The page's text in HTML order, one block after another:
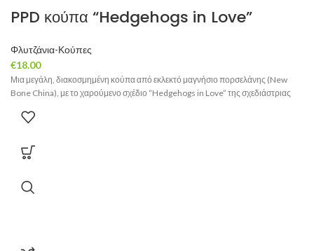
PPD κούπα “Hedgehogs in Love”
Φλυτζάνια-Κούπες
€18.00
Μια μεγάλη, διακοσμημένη κούπα από εκλεκτό μαγνήσιο πορσελάνης (New
Bone China), με το χαρούμενο σχέδιο “Hedgehogs in Love” της σχεδιάστριας